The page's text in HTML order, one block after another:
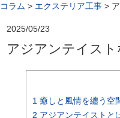
コラム > エクステリア工事 >
2025/05/23
アジアンテイスト
1 癒しと風情を纏う空
2 アジアンテイストと